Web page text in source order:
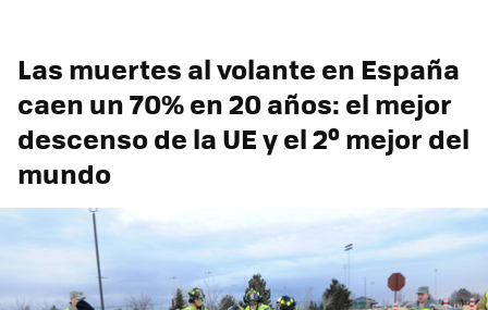
Las muertes al volante en España
caen un 70% en 20 años: el mejor
descenso de la UE y el 2º mejor del
mundo